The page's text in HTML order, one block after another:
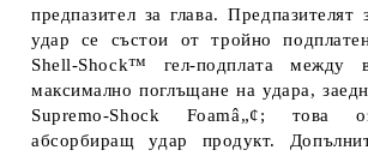
предпазител за глава. Предпазителят
удар се състои от тройно
Shell-Shock™ гел-подплата между
максимално поглъщане на удара,
Supremo-Shock Foamâ„¢; това
абсорбиращ удар продукт.